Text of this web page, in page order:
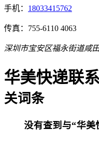
手机： 18033415762
传真：755-6110 4063
深圳市宝安区福永街道咸
华美快递联
关词条
没有查到与“华美